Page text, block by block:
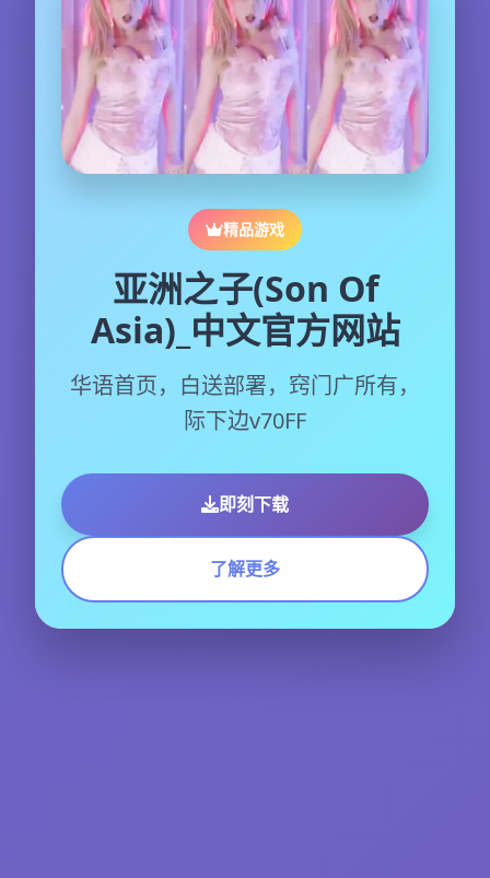
精品游戏
亚洲之子(Son Of
Asia)_中文官方网站
华语首页，白送部署，窍门广所有，
际下边v70FF
即刻下载
了解更多